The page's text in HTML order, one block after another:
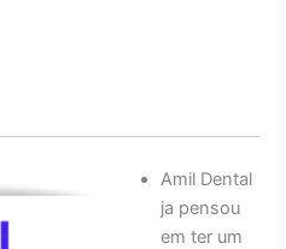
Amil Dental
ja pensou
em ter um